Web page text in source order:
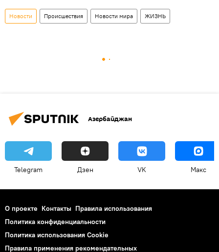
Новости Происшествия Новости мира ЖИЗНЬ
Азербайджан
Telegram Дзен VK Макс
О проекте Контакты Правила использования
Политика конфиденциальности
Политика использования Cookie
Правила применения рекомендательных